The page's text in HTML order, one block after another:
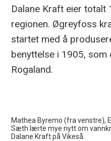
Dalane Kraft eier totalt
regionen. Øgreyfoss
startet med å
benyttelse i 1905,
Rogaland.
Mathea Byremo (fra venstre),
Sæth lærte mye nytt om
Dalane Kraft på Vikeså.